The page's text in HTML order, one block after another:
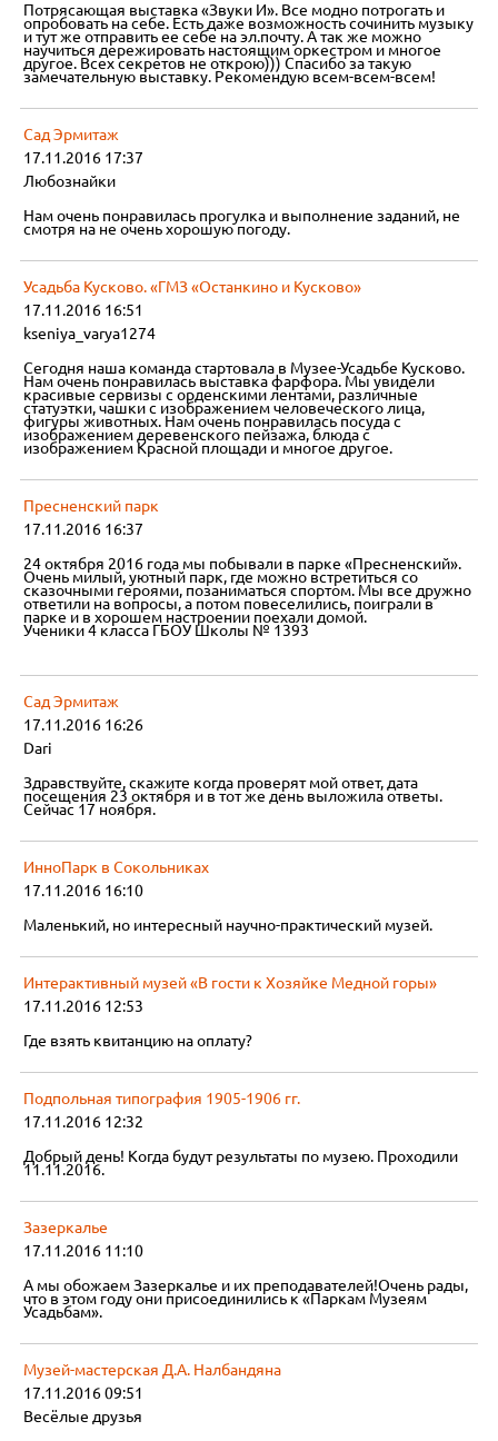
Потрясающая выставка «Звуки И». Все модно потрогать и
опробовать на себе. Есть даже возможность сочинить музыку
и тут же отправить ее себе на эл.почту. А так же можно
научиться дережировать настоящим оркестром и многое
другое. Всех секретов не открою))) Спасибо за такую
замечательную выставку. Рекомендую всем-всем-всем!
Сад Эрмитаж
17.11.2016 17:37
Любознайки
Нам очень понравилась прогулка и выполнение заданий, не
смотря на не очень хорошую погоду.
Усадьба Кусково. «ГМЗ «Останкино и Кусково»
17.11.2016 16:51
kseniya_varya1274
Сегодня наша команда стартовала в Музее-Усадьбе Кусково.
Нам очень понравилась выставка фарфора. Мы увидели
красивые сервизы с орденскими лентами, различные
статуэтки, чашки с изображением человеческого лица,
фигуры животных. Нам очень понравилась посуда с
изображением деревенского пейзажа, блюда с
изображением Красной площади и многое другое.
Пресненский парк
17.11.2016 16:37
24 октября 2016 года мы побывали в парке «Пресненский».
Очень милый, уютный парк, где можно встретиться со
сказочными героями, позаниматься спортом. Мы все дружно
ответили на вопросы, а потом повеселились, поиграли в
парке и в хорошем настроении поехали домой.
Ученики 4 класса ГБОУ Школы № 1393
Сад Эрмитаж
17.11.2016 16:26
Dari
Здравствуйте, скажите когда проверят мой ответ, дата
посещения 23 октября и в тот же день выложила ответы.
Сейчас 17 ноября.
ИнноПарк в Сокольниках
17.11.2016 16:10
Маленький, но интересный научно-практический музей.
Интерактивный музей «В гости к Хозяйке Медной горы»
17.11.2016 12:53
Где взять квитанцию на оплату?
Подпольная типография 1905-1906 гг.
17.11.2016 12:32
Добрый день! Когда будут результаты по музею. Проходили
11.11.2016.
Зазеркалье
17.11.2016 11:10
А мы обожаем Зазеркалье и их преподавателей!Очень рады,
что в этом году они присоединились к «Паркам Музеям
Усадьбам».
Музей-мастерская Д.А. Налбандяна
17.11.2016 09:51
Весёлые друзья